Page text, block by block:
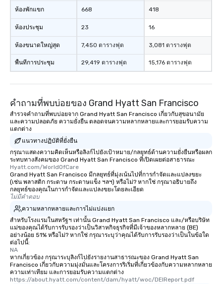
ห้องพักแขก
ห้องประชุม
ห้องขนาดใหญ่สุด
พื้นที่การประชุม
668
23
7,450 ตารางฟุต
29,419 ตารางฟุต
418
16
3,081 ตารางฟุต
15,176 ตารางฟุต
คำถามที่พบบ่อยของ Grand Hyatt San Francisco
สำรวจคำถามที่พบบ่อยจาก Grand Hyatt San Francisco เกี่ยวกับสุขอนามัย
และความปลอดภัย ความยั่งยืน ตลอดจนความหลากหลายและการยอมรับความ
แตกต่าง
แนวทางปฏิบัติที่ยั่งยืน
กรุณาแสดงความคิดเห็นหรือลิงก์ไปยังเป้าหมาย/กลยุทธ์ด้านความยั่งยืนหรือผลก
ระทบทางสังคมของ Grand Hyatt San Francisco ที่เปิดเผยต่อสาธารณะ
Hyatt.com/WorldOfCare
Grand Hyatt San Francisco มีกลยุทธ์ที่มุ่งเน้นไปที่การกำจัดและแปลงขยะ
(เช่น พลาสติก กระดาษ กระดาษแข็ง ฯลฯ) หรือไม่? หากใช่ กรุณาอธิบายถึง
กลยุทธ์ของคุณในการกำจัดและแปลงขยะโดยละเอียด
ไม่มีคำตอบ
ความหลากหลายและการไม่แบ่งแยก
สำหรับโรงแรมในสหรัฐฯ เท่านั้น Grand Hyatt San Francisco และ/หรือบริษัท
แม่ของคุณได้รับการรับรองว่าเป็นวิสาหกิจธุรกิจที่มีเจ้าของหลากหลาย (BE)
อย่างน้อย 51% หรือไม่? หากใช่ กรุณาระบุว่าคุณได้รับการรับรองว่าเป็นในข้อใด
ต่อไปนี้:
NA
หากเกี่ยวข้อง กรุณาระบุลิงก์ไปยังรายงานสาธารณะของ Grand Hyatt San
Francisco เกี่ยวกับความมุ่งมั่นและโครงการริเริ่มที่เกี่ยวข้องกับความหลากหลาย
ความเท่าเทียม และการยอมรับความแตกต่าง
https://about.hyatt.com/content/dam/hyatt/woc/DEIReport.pdf